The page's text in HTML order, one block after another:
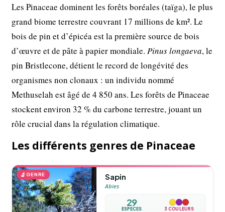
Les Pinaceae dominent les forêts boréales (taïga), le plus
grand biome terrestre couvrant 17 millions de km². Le
bois de pin et d’épicéa est la première source de bois
d’œuvre et de pâte à papier mondiale.Pinus longaeva, le
pin Bristlecone, détient le record de longévité des
organismes non clonaux : un individu nommé
Methuselah est âgé de 4 850 ans. Les forêts de Pinaceae
stockent environ 32 % du carbone terrestre, jouant un
rôle crucial dans la régulation climatique.
Les différents genres de Pinaceae
🔬 GENRE Sapin
Abies
29
ESPÈCES 3 COULEURS